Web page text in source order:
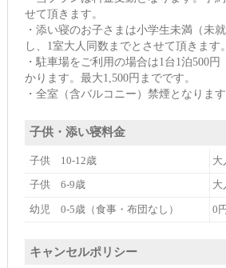
せて頂きます。
・添い寝のお子さまは小学生未満（未
し、1室大人同数までとさせて頂きます。
・駐車場をご利用の場合は1台1泊500
かります。最大1,500円までです。
・全室（含バルコニー）禁煙となります
子供・添い寝料金
子供 10-12歳 大
子供 6-9歳 大
幼児 0-5歳（食事・布団なし） 0円
キャンセルポリシー